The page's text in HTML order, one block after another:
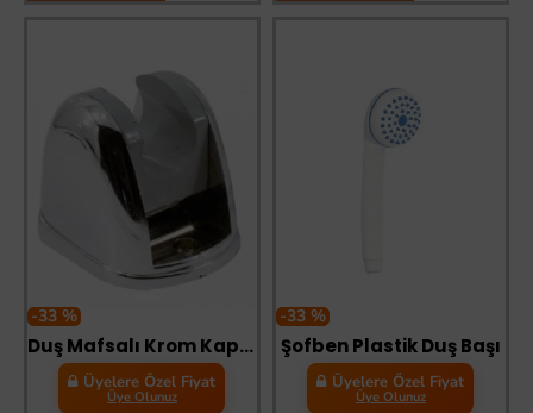
-33 %
Duş Mafsalı Krom Kaplama
Üyelere Özel Fiyat
Üye Olunuz
-33 %
Şofben Plastik Duş Başı
Üyelere Özel Fiyat
Üye Olunuz